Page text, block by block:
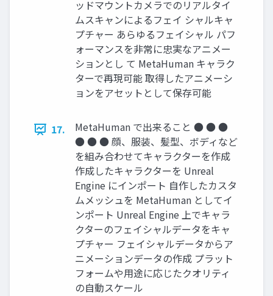
ッドマウントカメラでのリアルタイ
ムスキャンによるフェイ シャルキャ
プチャー あらゆるフェイシャル パフ
ォーマンスを非常に忠実なアニメー
ションとし て MetaHuman キャラク
ターで再現可能 取得したアニメーシ
ョンをアセットとして保存可能
17.
MetaHuman で出来ること ● ● ●
● ● ● 顔、服装、髪型、ボディなど
を組み合わせてキャラクターを作成
作成したキャラクターを Unreal
Engine にインポート 自作したカスタ
ムメッシュを MetaHuman としてイ
ンポート Unreal Engine 上でキャラ
クターのフェイシャルデータをキャ
プチャー フェイシャルデータからア
ニメーションデータの作成 プラット
フォームや用途に応じたクオリティ
の自動スケール